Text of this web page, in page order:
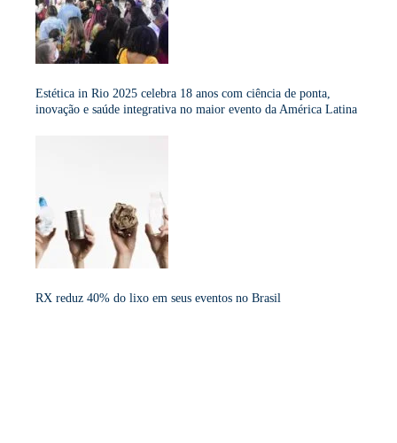
Estética in Rio 2025 celebra 18 anos com ciência de ponta,
inovação e saúde integrativa no maior evento da América Latina
RX reduz 40% do lixo em seus eventos no Brasil